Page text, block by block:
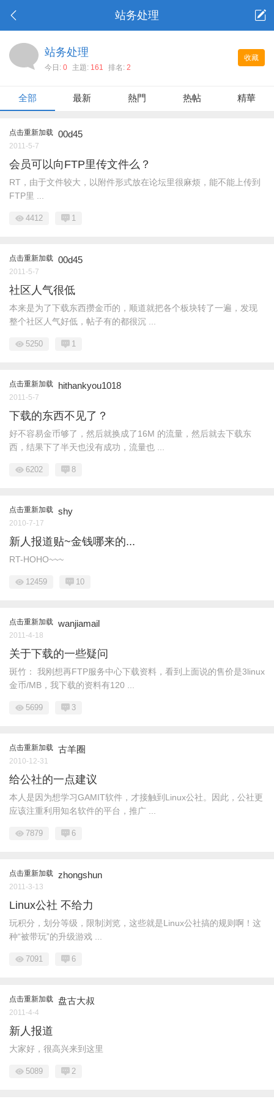
站务处理
收藏
站务处理
今日: 0 主題: 161 排名: 2
全部 最新 熱門 热帖 精華
点击重新加载 00d45
2011-5-7
会员可以向FTP里传文件么？
RT，由于文件较大，以附件形式放在论坛里很麻烦，能不能上传到
FTP里 ...
4412 1
点击重新加载 00d45
2011-5-7
社区人气很低
本来是为了下载东西攒金币的，顺道就把各个板块转了一遍，发现
整个社区人气好低，帖子有的都很沉 ...
5250 1
点击重新加载 hithankyou1018
2011-5-7
下载的东西不见了？
好不容易金币够了，然后就换成了16M 的流量，然后就去下载东
西，结果下了半天也没有成功，流量也 ...
6202 8
点击重新加载 shy
2010-7-17
新人报道贴~金钱哪来的...
RT-HOHO~~~
12459 10
点击重新加载 wanjiamail
2011-4-18
关于下载的一些疑问
斑竹： 我刚想再FTP服务中心下载资料，看到上面说的售价是3linux
金币/MB，我下载的资料有120 ...
5699 3
点击重新加载 古羊圈
2010-12-31
给公社的一点建议
本人是因为想学习GAMIT软件，才接触到Linux公社。因此，公社更
应该注重利用知名软件的平台，推广 ...
7879 6
点击重新加载 zhongshun
2011-3-13
Linux公社 不给力
玩积分，划分等级，限制浏览，这些就是Linux公社搞的规则啊！这
种“被带玩”的升级游戏 ...
7091 6
点击重新加载 盘古大叔
2011-4-4
新人报道
大家好，很高兴来到这里
5089 2